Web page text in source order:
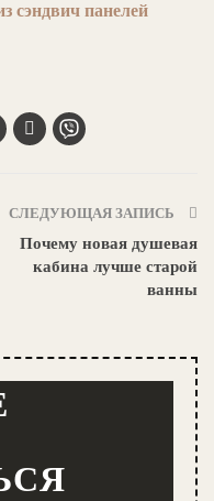
сэндвич панелей
СЛЕДУЮЩАЯ ЗАПИСЬ
Почему новая душевая
кабина лучше старой
ванны